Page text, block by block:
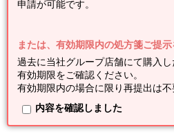
申請が可能です。
または、有効期限内の処方箋ご提
過去に当社グループ店舗にて購入
有効期限をご確認ください。
有効期限内の場合に限り再提出は不
内容を確認しました